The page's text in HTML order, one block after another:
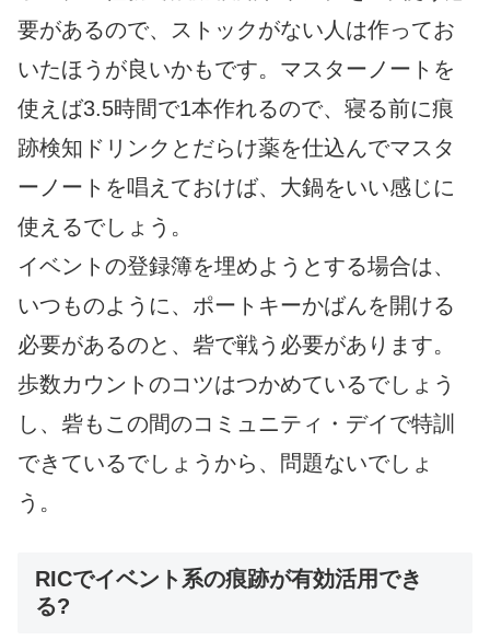
要があるので、ストックがない人は作ってお
いたほうが良いかもです。マスターノートを
使えば3.5時間で1本作れるので、寝る前に痕
跡検知ドリンクとだらけ薬を仕込んでマスタ
ーノートを唱えておけば、大鍋をいい感じに
使えるでしょう。
イベントの登録簿を埋めようとする場合は、
いつものように、ポートキーかばんを開ける
必要があるのと、砦で戦う必要があります。
歩数カウントのコツはつかめているでしょう
し、砦もこの間のコミュニティ・デイで特訓
できているでしょうから、問題ないでしょ
う。
RICでイベント系の痕跡が有効活用でき
る?